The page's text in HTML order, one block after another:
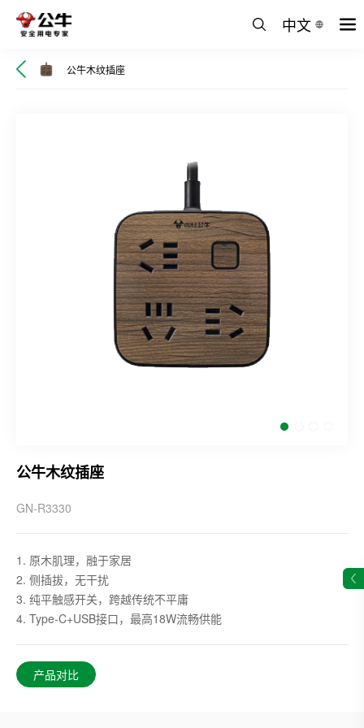
中文
公牛木纹插座
公牛木纹插座
GN-R3330
1. 原木肌理，融于家居
2. 侧插拔，无干扰
3. 纯平触感开关，跨越传统不平庸
4. Type-C+USB接口，最高18W流畅供能
产品对比